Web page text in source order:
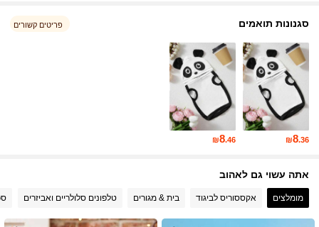
4.58
4.58 67 עוקבים
4.58 67 עוקבים
סגנונות תואמים פריטים קשורים
₪8.36
₪8.46
אתה עשוי גם לאהוב
מומלצים אקססוריס לביגוד בית & מגורים טלפונים סלולריים ואביזרים